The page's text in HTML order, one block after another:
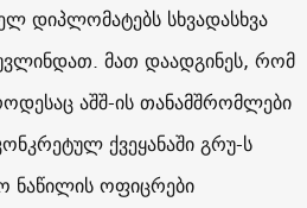
დიპლომატებს სხვადასხვა
მათ დაადგინეს, რომ
აშშ-ის თანამშრომლები
ქვეყანაში გრუ-ს
ნაწილის ოფიცრები